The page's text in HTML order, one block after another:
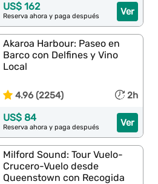
Ver
US$ 162
Reserva ahora y paga después
Akaroa Harbour: Paseo en
Barco con Delfines y Vino
Local
4.96 (2254) 2h
Ver
US$ 84
Reserva ahora y paga después
Milford Sound: Tour Vuelo-
Crucero-Vuelo desde
Queenstown con Recogida